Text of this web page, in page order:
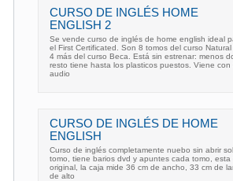
CURSO DE INGLÉS HOME
ENGLISH 2
Se vende curso de inglés de home english ideal
el First Certificated. Son 8 tomos del curso
4 más del curso Beca. Está sin estrenar: menos
resto tiene hasta los plasticos puestos. Viene con
audio
CURSO DE INGLÉS DE HOME
ENGLISH
Curso de inglés completamente nuebo sin abrir
tomo, tiene barios dvd y apuntes cada tomo, esta
original, la caja mide 36 cm de ancho, 33 cm de
de alto